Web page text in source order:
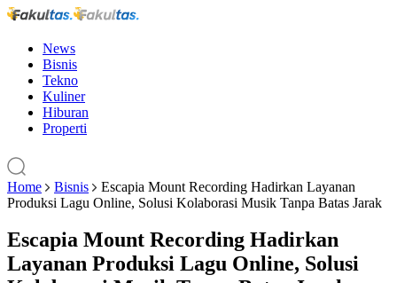
News
Bisnis
Tekno
Kuliner
Hiburan
Properti
Home Bisnis
Escapia Mount Recording Hadirkan Layanan
Produksi Lagu Online, Solusi Kolaborasi Musik Tanpa Batas Jarak
Escapia Mount Recording Hadirkan
Layanan Produksi Lagu Online, Solusi